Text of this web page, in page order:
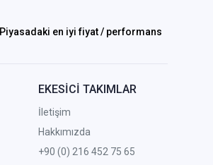
Piyasadaki en iyi fiyat / performans
EKESİCİ TAKIMLAR
İletişim
Hakkımızda
+90 (0) 216 452 75 65